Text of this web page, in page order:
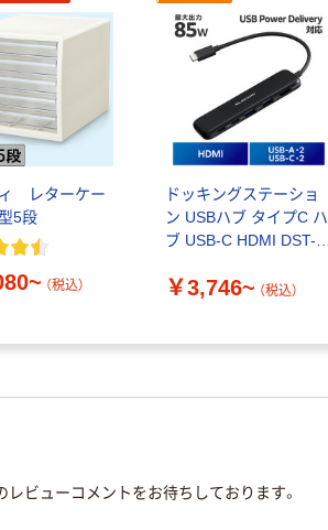
レターケー
5段
（税込）
ドッキングステーショ
ン USBハブ タイプC ハ
ブ USB-C HDMI DST-W
￥3,746~ （税込）
ビューコメントをお待ちしております。